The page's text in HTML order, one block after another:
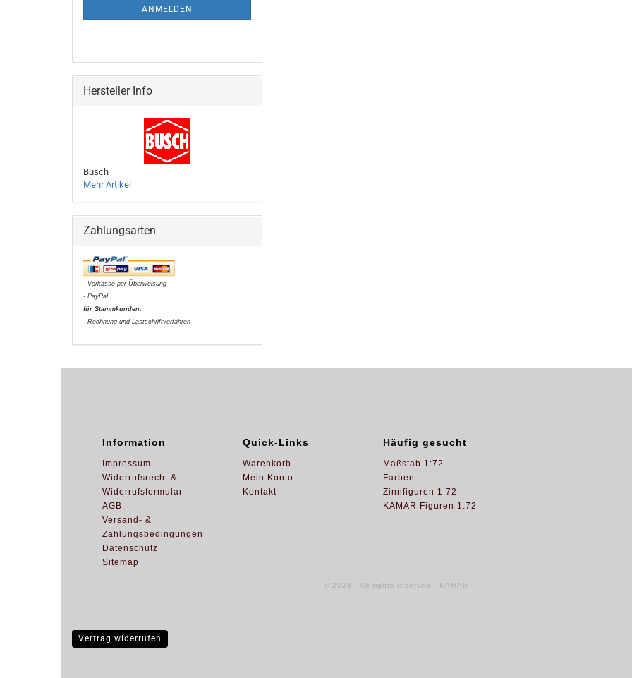
ANMELDEN
Hersteller Info
Busch
Mehr Artikel
Zahlungsarten
- Vorkasse per Überweisung
- PayPal
für Stammkunden:
- Rechnung und Lastschriftverfahren
Information
Impressum
Widerrufsrecht &
Widerrufsformular
AGB
Versand- &
Zahlungsbedingungen
Datenschutz
Sitemap
Quick-Links
Warenkorb
Mein Konto
Kontakt
Häufig gesucht
Maßstab 1:72
Farben
Zinnfiguren 1:72
KAMAR Figuren 1:72
© 2024 - All rights reserved.- KAMAR
Vertrag widerrufen